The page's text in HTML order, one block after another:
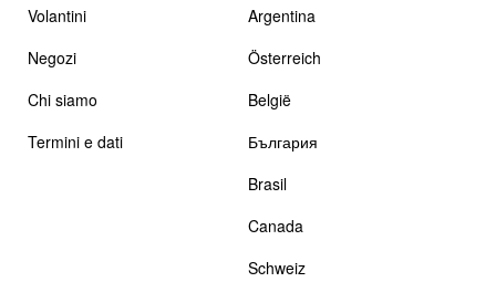
Volantini
Negozi
Chi siamo
Termini e dati
Argentina
Österreich
België
България
Brasil
Canada
Schweiz